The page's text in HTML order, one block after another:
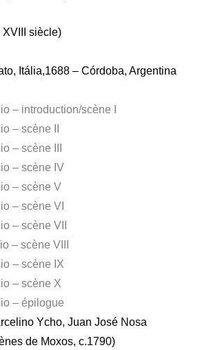
siècle)
Itália,1688 – Córdoba, Argentina
– introduction/scène I
– scène II
– scène III
– scène IV
– scène V
– scène VI
– scène VII
– scène VIII
– scène IX
– scène X
– épilogue
Ycho, Juan José Nosa
de Moxos, c.1790)